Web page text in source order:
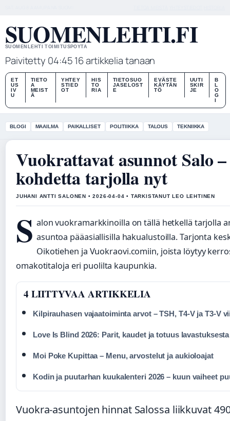
SUOMENLEHTI.FI
SUOMENLEHTI TOIMITUSPOYTA
Paivitetty 04:4516 artikkelia tanaan
ET
US
IV
U
TIETO
A
MEIST
Ä
YHTEY
STIED
OT
HIS
TO
RIA
TIETOSUO
JASELOST
E
EVÄSTE
KÄYTÄN
TÖ
UUTI
SKIR
JE
B
L
O
G
I
BLOGI MAAILMA PAIKALLISET POLITIIKKA TALOUS TEKNIIKKA
Vuokrattavat asunnot Salo –
kohdetta tarjolla nyt
JUHANI ANTTI SALONEN • 2026-04-04 • TARKISTANUT LEO LEHTINEN
S alon vuokramarkkinoilla on tällä hetkellä tarjolla
asuntoa pääasiallisilla hakualustoilla. Tarjonta
Oikotiehen ja Vuokraovi.comiin, joista löytyy
omakotitaloja eri puolilta kaupunkia.
4 LIITTYVAA ARTIKKELIA
Kilpirauhasen vajaatoiminta arvot – TSH, T4-V ja T3-V
Love Is Blind 2026: Parit, kaudet ja totuus lavastuksesta
Moi Poke Kupittaa – Menu, arvostelut ja aukioloajat
Kodin ja puutarhan kuukalenteri 2026 – kuun vaiheet
Vuokra-asuntojen hinnat Salossa liikkuvat